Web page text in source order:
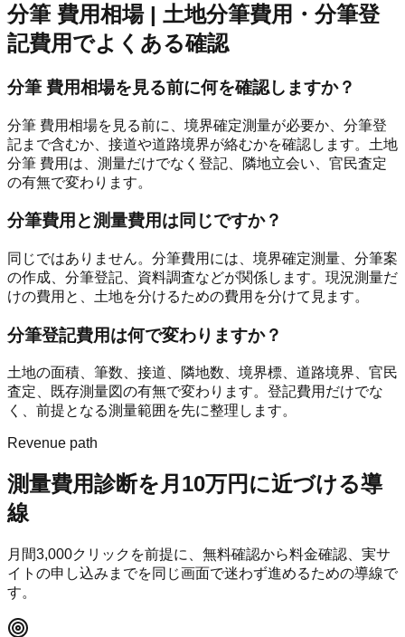
分筆 費用相場 | 土地分筆費用・分筆登
記費用でよくある確認
分筆 費用相場を見る前に何を確認しますか？
分筆 費用相場を見る前に、境界確定測量が必要か、分筆登
記まで含むか、接道や道路境界が絡むかを確認します。土地
分筆 費用は、測量だけでなく登記、隣地立会い、官民査定
の有無で変わります。
分筆費用と測量費用は同じですか？
同じではありません。分筆費用には、境界確定測量、分筆案
の作成、分筆登記、資料調査などが関係します。現況測量だ
けの費用と、土地を分けるための費用を分けて見ます。
分筆登記費用は何で変わりますか？
土地の面積、筆数、接道、隣地数、境界標、道路境界、官民
査定、既存測量図の有無で変わります。登記費用だけでな
く、前提となる測量範囲を先に整理します。
Revenue path
測量費用診断を月10万円に近づける導
線
月間3,000クリックを前提に、無料確認から料金確認、実サ
イトの申し込みまでを同じ画面で迷わず進めるための導線で
す。